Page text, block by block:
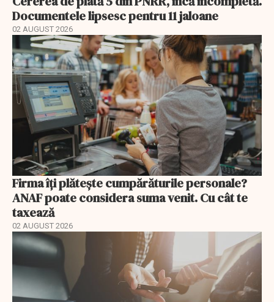
Documentele lipsesc pentru 11 jaloane
02 AUGUST 2026
Firma îți plătește cumpărăturile personale?
ANAF poate considera suma venit. Cu cât te
taxează
02 AUGUST 2026